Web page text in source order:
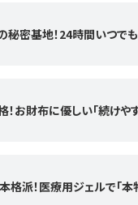
秘密基地！24時間いつで
お財布に優しい「続けや
派！医療用ジェルで「本